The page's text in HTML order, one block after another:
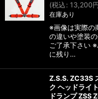
(税込: 13,200
在庫あり
※画像は実際の
の違いや塗装
ご了承下さい
に残り…
Z.S.S. ZC33S
ク ヘッドライ
ドランプ ZSS